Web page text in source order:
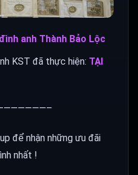
anh Thành Bảo Lộc
KST đã thực hiện: TẠI
để nhận những ưu đãi
nhất !